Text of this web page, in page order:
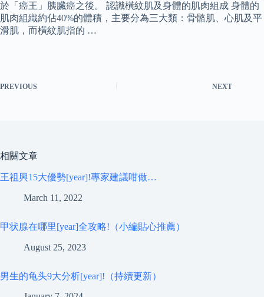
於「癌王」胰臟癌之後。 認識橫紋肌及身體的肌肉組成 身體的
肌肉組織約佔40%的體積，主要分為三大類：骨骼肌、心肌及平
滑肌，而橫紋肌指的 …
PREVIOUS NEXT
相關文章
王祖興15大優勢[year]!專家建議咁做…
March 11, 2022
甲状腺在哪里[year]全攻略!（小編貼心推薦）
August 25, 2023
男生的龟头9大分析[year]!（持續更新）